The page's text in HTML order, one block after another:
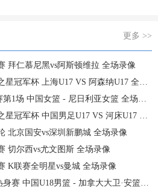
更多 >>
拜仁慕尼黑vs阿斯顿维拉 全场录像
冠军杯 上海U17 VS 阿森纳U17 全场录像
1场 中国女篮 - 尼日利亚女篮 全场录像
军杯 中国男足U17 VS 河床U17 全场录像
北京国安vs深圳新鹏城 全场录像
切尔西vs尤文图斯 全场录像
K联赛全明星vs曼城 全场录像
国U18男篮 - 加拿大大卫·安篮球学院 全场录像